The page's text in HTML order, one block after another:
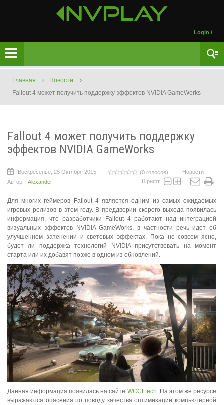
Login /
Главная
Новости
Fallout 4 может получить поддержку эффектов NVIDIA GameWorks
Fallout 4 может получить поддержку
эффектов NVIDIA GameWorks
Воскресенье, 25 Октября 2015 (0 голосов)
Новости
Автор
Alexander Шрифт
Для многих геймеров Fallout 4 является одним из самых ожидаемых
игровых релизов в этом году. В преддверии скорого выхода появилась
информация, что разработчики Fallout 4 работают над интеграцией
визуальных эффектов NVIDIA GameWorks, в частности речь идет об
улучшенном затенении и световых эффектах. Пока не совсем ясно,
будет ли поддержка технологий NVIDIA присутствовать на момент
старта или их добавят позже в одном из обновлений.
Данная информация появилась на сайте WCCFtech. На этом же ресурсе
выражаются опасения по поводу качества оптимизации компьютерной